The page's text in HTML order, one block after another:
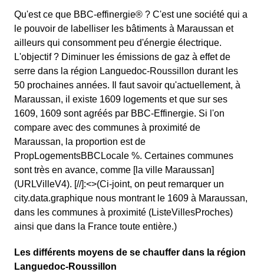
Qu'est ce que BBC-effinergie® ? C'est une société qui a
le pouvoir de labelliser les bâtiments à Maraussan et
ailleurs qui consomment peu d'énergie électrique.
L'objectif ? Diminuer les émissions de gaz à effet de
serre dans la région Languedoc-Roussillon durant les
50 prochaines années. Il faut savoir qu'actuellement, à
Maraussan, il existe 1609 logements et que sur ses
1609, 1609 sont agréés par BBC-Effinergie. Si l'on
compare avec des communes à proximité de
Maraussan, la proportion est de
PropLogementsBBCLocale %. Certaines communes
sont très en avance, comme [la ville Maraussan]
(URLVilleV4). [//]:<>(Ci-joint, on peut remarquer un
city.data.graphique nous montrant le 1609 à Maraussan,
dans les communes à proximité (ListeVillesProches)
ainsi que dans la France toute entière.)
Les différents moyens de se chauffer dans la région
Languedoc-Roussillon